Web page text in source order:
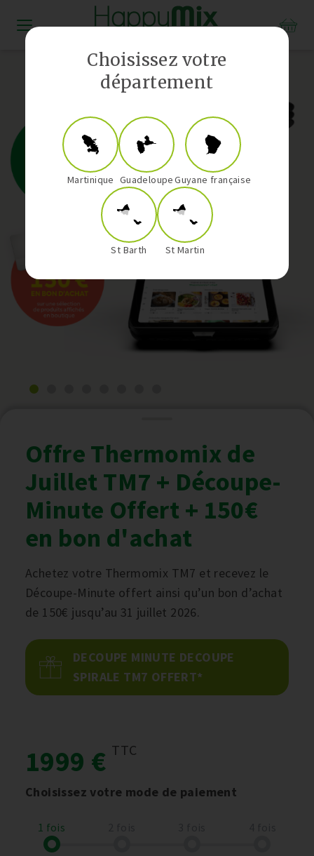
Offre Thermomix de
Juillet TM7 + Découpe-
Minute Offert + 150€
en bon d'achat
Achetez votre Thermomix TM7 et recevez le
Découpe-Minute offert ainsi qu’un bon d’achat
de 150€ jusqu’au 31 juillet 2026.
DECOUPE MINUTE DECOUPE
SPIRALE TM7 OFFERT*
1999 € TTC
Choisissez votre mode de paiement
1 fois
Choisissez votre
département
Martinique GuadeloupeGuyane française
St Barth St Martin